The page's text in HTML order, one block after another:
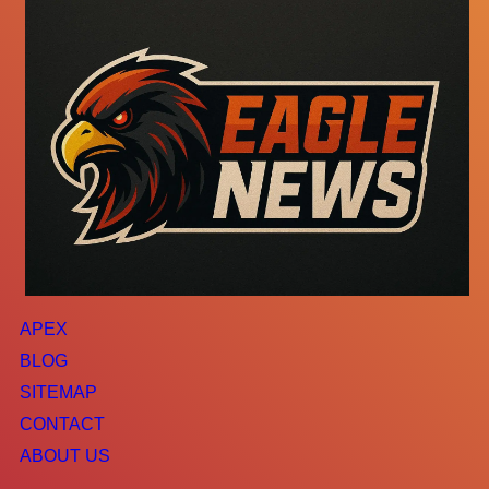
APEX
BLOG
SITEMAP
CONTACT
ABOUT US